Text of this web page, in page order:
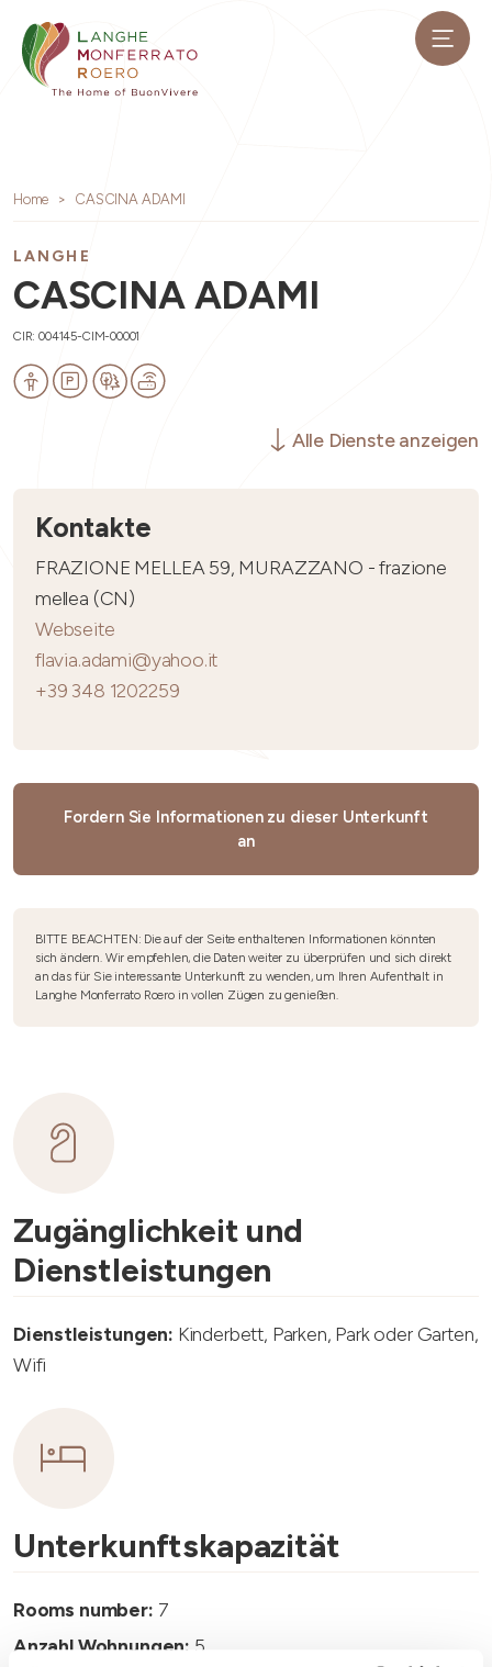
Home CASCINA ADAMI
LANGHE
CASCINA ADAMI
CIR: 004145-CIM-00001
Alle Dienste anzeigen
Kontakte
FRAZIONE MELLEA 59, MURAZZANO - frazione
mellea (CN)
Webseite
flavia.adami@yahoo.it
+39 348 1202259
Fordern Sie Informationen zu dieser Unterkunft
an
BITTE BEACHTEN: Die auf der Seite enthaltenen Informationen könnten
sich ändern. Wir empfehlen, die Daten weiter zu überprüfen und sich direkt
an das für Sie interessante Unterkunft zu wenden, um Ihren Aufenthalt in
Langhe Monferrato Roero in vollen Zügen zu genießen.
Zugänglichkeit und
Dienstleistungen
Dienstleistungen: Kinderbett, Parken, Park oder Garten,
Wifi
Unterkunftskapazität
Rooms number: 7
Anzahl Wohnungen: 5